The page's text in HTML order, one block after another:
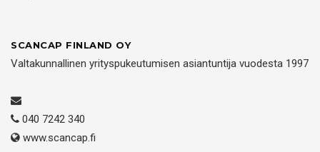
SCANCAP FINLAND OY
Valtakunnallinen yrityspukeutumisen asiantuntija vuodesta 1997
040 7242 340
www.scancap.fi